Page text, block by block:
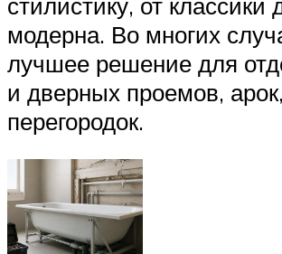
модерна. Во многих
лучшее решение для
и дверных проемов,
перегородок.